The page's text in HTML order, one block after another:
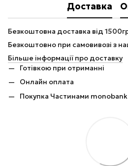
Доставка
Безкоштовна доставка від
Безкоштовно при самовивозі з
Більше інформації про доставку
Готівкою при отриманні
Онлайн оплата
Покупка Частинами monobank